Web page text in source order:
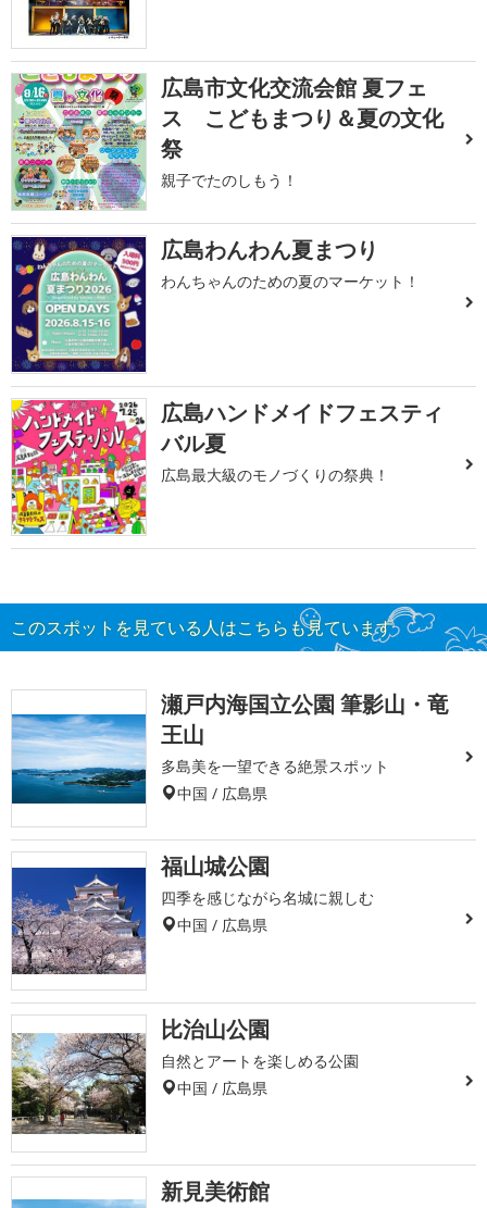
広島市文化交流会館 夏フェ
ス こどもまつり＆夏の文化
祭
親子でたのしもう！
広島わんわん夏まつり
わんちゃんのための夏のマーケット！
広島ハンドメイドフェスティ
バル夏
広島最大級のモノづくりの祭典！
このスポットを見ている人はこちらも見ています
瀬戸内海国立公園 筆影山・竜
王山
多島美を一望できる絶景スポット
中国 / 広島県
福山城公園
四季を感じながら名城に親しむ
中国 / 広島県
比治山公園
自然とアートを楽しめる公園
中国 / 広島県
新見美術館